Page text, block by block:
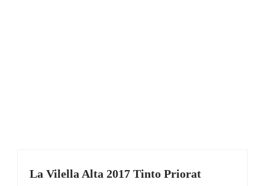
La Vilella Alta 2017 Tinto Priorat